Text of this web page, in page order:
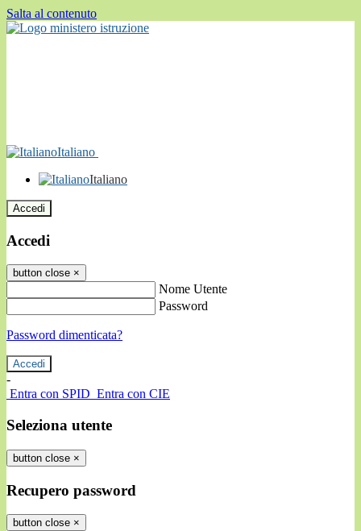
Salta al contenuto
Italiano
Italiano
Accedi
Accedi
button close ×
Nome Utente
Password
Password dimenticata?
-
Entra con SPID Entra con CIE
Seleziona utente
button close ×
Recupero password
button close ×